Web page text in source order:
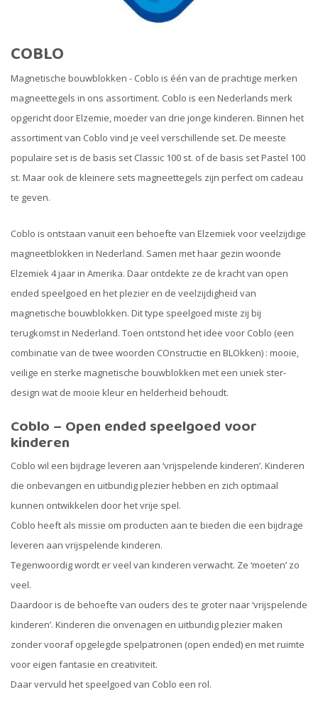
COBLO
Magnetische bouwblokken - Coblo is één van de prachtige merken
magneettegels in ons assortiment. Coblo is een Nederlands merk
opgericht door Elzemie, moeder van drie jonge kinderen. Binnen het
assortiment van Coblo vind je veel verschillende set. De meeste
populaire set is de basis set Classic 100 st. of de basis set Pastel 100
st. Maar ook de kleinere sets magneettegels zijn perfect om cadeau
te geven.
Coblo is ontstaan vanuit een behoefte van Elzemiek voor veelzijdige
magneetblokken in Nederland. Samen met haar gezin woonde
Elzemiek 4 jaar in Amerika. Daar ontdekte ze de kracht van open
ended speelgoed en het plezier en de veelzijdigheid van
magnetische bouwblokken. Dit type speelgoed miste zij bij
terugkomst in Nederland. Toen ontstond het idee voor Coblo (een
combinatie van de twee woorden COnstructie en BLOkken) : mooie,
veilige en sterke magnetische bouwblokken met een uniek ster-
design wat de mooie kleur en helderheid behoudt.
Coblo – Open ended speelgoed voor
kinderen
Coblo wil een bijdrage leveren aan ‘vrijspelende kinderen’. Kinderen
die onbevangen en uitbundig plezier hebben en zich optimaal
kunnen ontwikkelen door het vrije spel.
Coblo heeft als missie om producten aan te bieden die een bijdrage
leveren aan vrijspelende kinderen.
Tegenwoordig wordt er veel van kinderen verwacht. Ze ‘moeten’ zo
veel.
Daardoor is de behoefte van ouders des te groter naar ‘vrijspelende
kinderen’. Kinderen die onvenagen en uitbundig plezier maken
zonder vooraf opgelegde spelpatronen (open ended) en met ruimte
voor eigen fantasie en creativiteit.
Daar vervuld het speelgoed van Coblo een rol.